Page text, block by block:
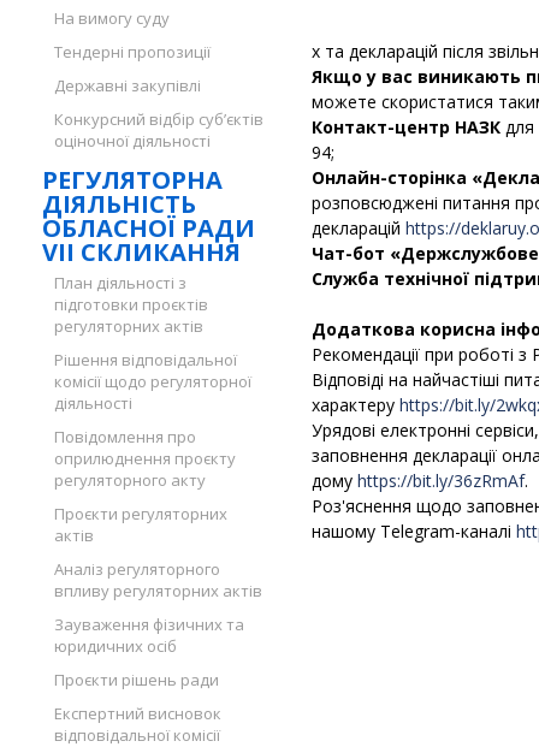
На вимогу суду
Тендерні пропозиції
Державні закупівлі
Конкурсний відбір суб’єктів
оціночної діяльності
РЕГУЛЯТОРНА
ДІЯЛЬНІСТЬ
ОБЛАСНОЇ РАДИ
VII СКЛИКАННЯ
План діяльності з
підготовки проєктів
регуляторних актів
Рішення відповідальної
комісії щодо регуляторної
діяльності
Повідомлення про
оприлюднення проєкту
регуляторного акту
Проєкти регуляторних
актів
Аналіз регуляторного
впливу регуляторних актів
Зауваження фізичних та
юридичних осіб
Проєкти рішень ради
Експертний висновок
відповідальної комісії
х та декларацій після
Якщо у вас виникають
можете скористатися
Контакт-центр НАЗК для
94;
Онлайн-сторінка
розповсюджені питання
декларацій https://
Чат-бот
Служба технічної
Додаткова корисна
Рекомендації при роботі
Відповіді на найчастіші
характеру https://bit.ly/
Урядові електронні
заповнення декларації
дому https://bit.ly/36zRmAf.
Роз'яснення щодо
нашому Telegram-каналі